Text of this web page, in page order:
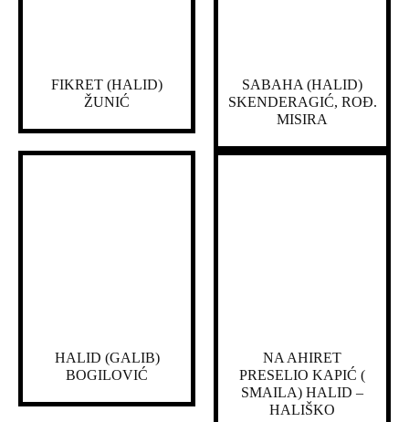
FIKRET (HALID)
ŽUNIĆ
SABAHA (HALID)
SKENDERAGIĆ, ROĐ.
MISIRA
HALID (GALIB)
BOGILOVIĆ
NA AHIRET
PRESELIO KAPIĆ (
SMAILA) HALID –
HALIŠKO